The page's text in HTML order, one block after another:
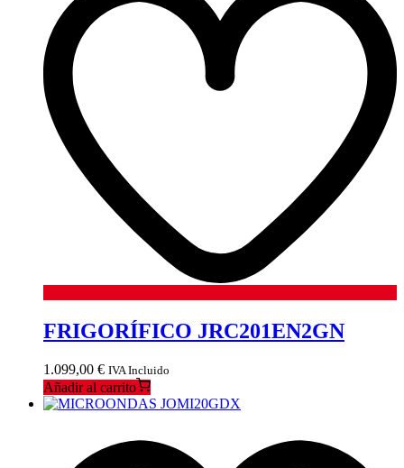
FRIGORÍFICO JRC201EN2GN
1.099,00 € IVA Incluido
Añadir al carrito